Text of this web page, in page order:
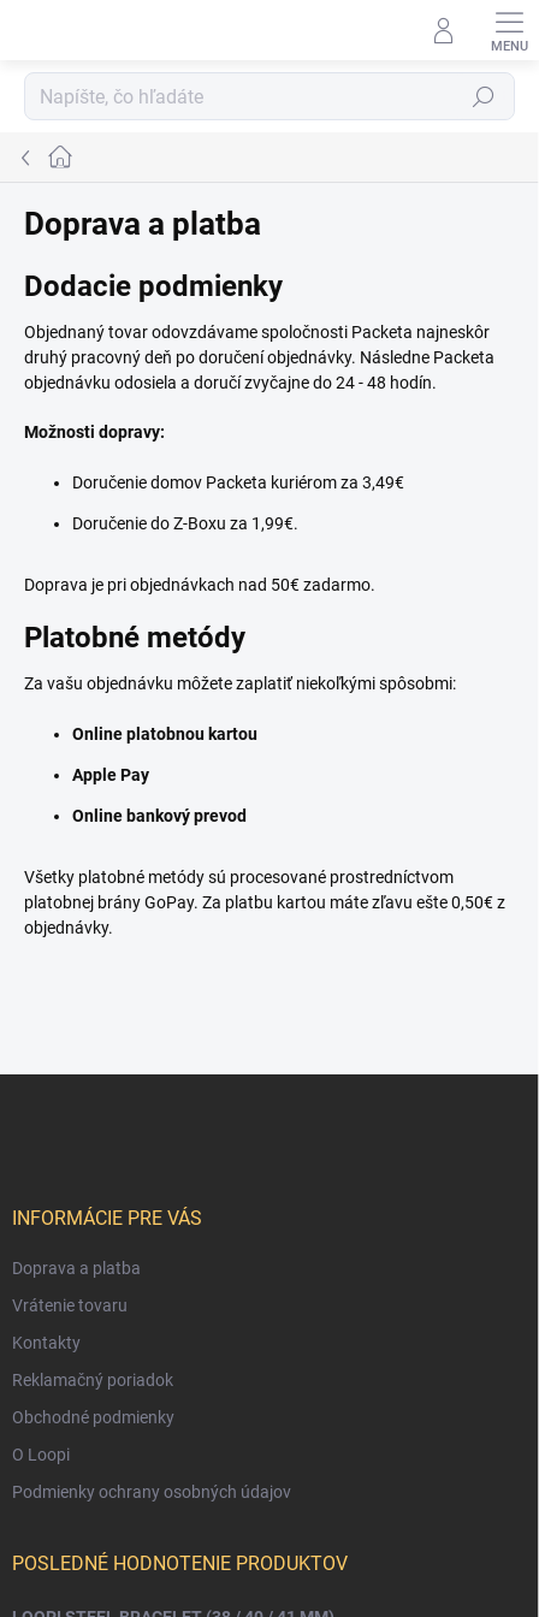
Hľadať
Domov
Doprava a platba
Dodacie podmienky
Objednaný tovar odovzdávame spoločnosti Packeta najneskôr
druhý pracovný deň po doručení objednávky. Následne Packeta
objednávku odosiela a doručí zvyčajne do 24 - 48 hodín.
Možnosti dopravy:
Doručenie domov Packeta kuriérom za 3,49€
Doručenie do Z-Boxu za 1,99€.
Doprava je pri objednávkach nad 50€ zadarmo.
Platobné metódy
Za vašu objednávku môžete zaplatiť niekoľkými spôsobmi:
Online platobnou kartou
Apple Pay
Online bankový prevod
Všetky platobné metódy sú procesované prostredníctvom
platobnej brány GoPay. Za platbu kartou máte zľavu ešte 0,50€ z
objednávky.
INFORMÁCIE PRE VÁS
Doprava a platba
Vrátenie tovaru
Kontakty
Reklamačný poriadok
Obchodné podmienky
O Loopi
Podmienky ochrany osobných údajov
POSLEDNÉ HODNOTENIE PRODUKTOV